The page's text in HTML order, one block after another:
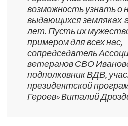
возможность узнать о
выдающихся земляках-
лет. Пусть их
примером для всех
сопредседатель
ветеранов СВО
подполковник ВДВ,
президентской
Героев» Виталий